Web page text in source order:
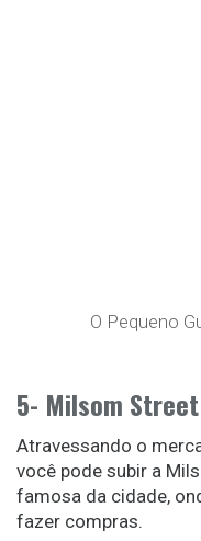
O Pequeno
5- Milsom Street
Atravessando o
você pode subir a
famosa da cidade,
fazer compras.